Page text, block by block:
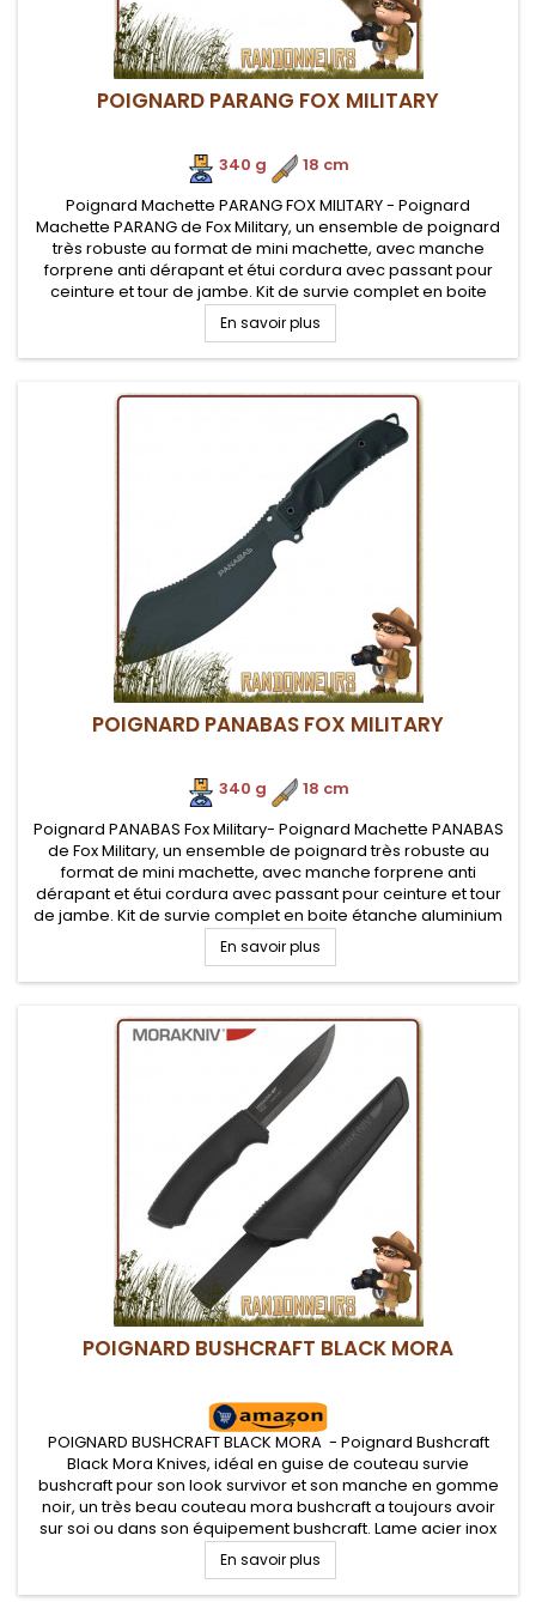
POIGNARD PARANG FOX MILITARY
340 g
18 cm
Poignard Machette PARANG FOX MILITARY - Poignard
Machette PARANG de Fox Military, un ensemble de poignard
très robuste au format de mini machette, avec manche
forprene anti dérapant et étui cordura avec passant pour
ceinture et tour de jambe. Kit de survie complet en boite
étanche aluminium intégré dans l'étui de portage.
En savoir plus
POIGNARD PANABAS FOX MILITARY
340 g
18 cm
Poignard PANABAS Fox Military- Poignard Machette PANABAS
de Fox Military, un ensemble de poignard très robuste au
format de mini machette, avec manche forprene anti
dérapant et étui cordura avec passant pour ceinture et tour
de jambe. Kit de survie complet en boite étanche aluminium
intégré dans l'étui de portage.
En savoir plus
POIGNARD BUSHCRAFT BLACK MORA
POIGNARD BUSHCRAFT BLACK MORA - Poignard Bushcraft
Black Mora Knives, idéal en guise de couteau survie
bushcraft pour son look survivor et son manche en gomme
noir, un très beau couteau mora bushcraft a toujours avoir
sur soi ou dans son équipement bushcraft. Lame acier inox
carbone 11 cm traitée anti corrosion
En savoir plus